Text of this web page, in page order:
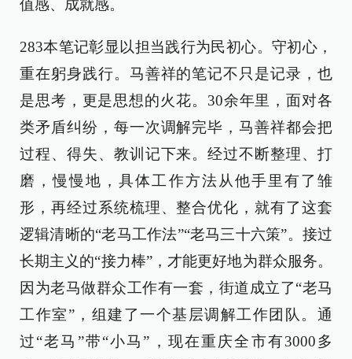
值感、成就感。
283本笔记彰显以担当践行为民初心。守初心，
重在躬身践行。马善祥的笔记不只是记录，也
是思考，更是思想的火花。30余年里，面对各
类矛盾纠纷，每一次调解完毕，马善祥都会把
过程、得失、教训记下来。经过不断整理、打
磨，慢慢地，具体工作方法从他手里有了雏
形，再经过系统梳理、整合优化，就有了这套
逻辑清晰的“老马工作法”“老马三十六策”。接过
长期主义的“接力棒”，才能更好地为群众服务。
因为老马做群众工作有一套，街道成立了“老马
工作室”，组建了一个基层调解工作团队。通
过“老马”带“小马”，现在重庆全市有3000多